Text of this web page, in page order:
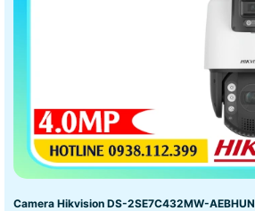
Camera Hikvision DS-2SE7C432MW-AEBHUN